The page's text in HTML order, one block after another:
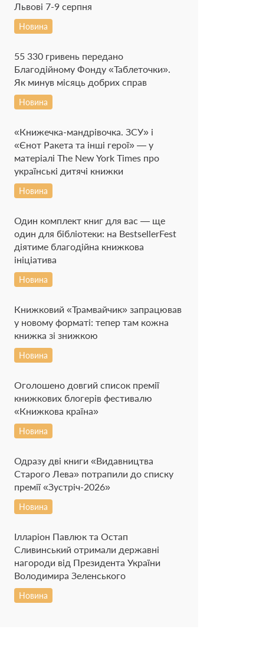
Львові 7-9 серпня
Новина
55 330 гривень передано
Благодійному Фонду «Таблеточки».
Як минув місяць добрих справ
Новина
«Книжечка-мандрівочка. ЗСУ» і
«Єнот Ракета та інші герої» — у
матеріалі The New York Times про
українські дитячі книжки
Новина
Один комплект книг для вас — ще
один для бібліотеки: на BestsellerFest
діятиме благодійна книжкова
ініціатива
Новина
Книжковий «Трамвайчик» запрацював
у новому форматі: тепер там кожна
книжка зі знижкою
Новина
Оголошено довгий список премії
книжкових блогерів фестивалю
«Книжкова країна»
Новина
Одразу дві книги «Видавництва
Старого Лева» потрапили до списку
премії «Зустріч-2026»
Новина
Ілларіон Павлюк та Остап
Сливинський отримали державні
нагороди від Президента України
Володимира Зеленського
Новина